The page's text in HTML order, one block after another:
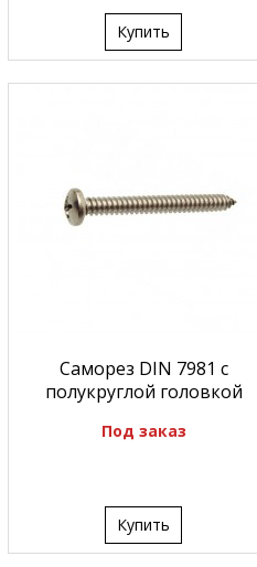
Купить
Саморез DIN 7981 с
полукруглой головкой
Под заказ
Купить